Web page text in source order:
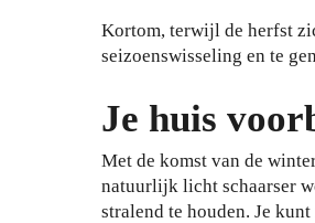
Kortom, terwijl de herfst
seizoenswisseling en te
Je huis
Met de komst van de
natuurlijk licht schaarser
stralend te houden. Je